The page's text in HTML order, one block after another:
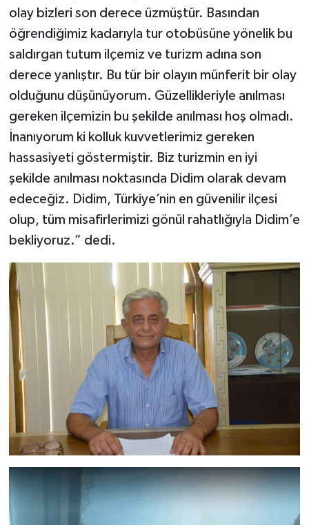
olay bizleri son derece üzmüştür. Basından
öğrendiğimiz kadarıyla tur otobüsüne yönelik bu
saldırgan tutum ilçemiz ve turizm adına son
derece yanlıştır. Bu tür bir olayın münferit bir olay
olduğunu düşünüyorum. Güzellikleriyle anılması
gereken ilçemizin bu şekilde anılması hoş olmadı.
İnanıyorum ki kolluk kuvvetlerimiz gereken
hassasiyeti göstermiştir. Biz turizmin en iyi
şekilde anılması noktasında Didim olarak devam
edeceğiz. Didim, Türkiye’nin en güvenilir ilçesi
olup, tüm misafirlerimizi gönül rahatlığıyla Didim’e
bekliyoruz.” dedi.